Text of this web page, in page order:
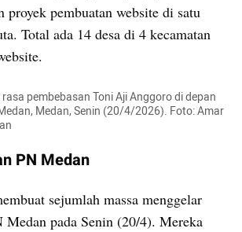
proyek pembuatan website di satu
Total ada 14 desa di 4 kecamatan
pembebasan Toni Aji Anggoro di depan
Medan, Senin (20/4/2026). Foto: Amar
PN Medan
sejumlah massa menggelar
Medan pada Senin (20/4). Mereka